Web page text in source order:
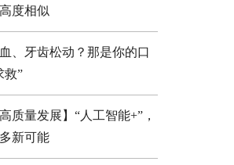
度相似
、牙齿松动？那是你的口
救”
高质量发展】“人工智能+”，
新可能